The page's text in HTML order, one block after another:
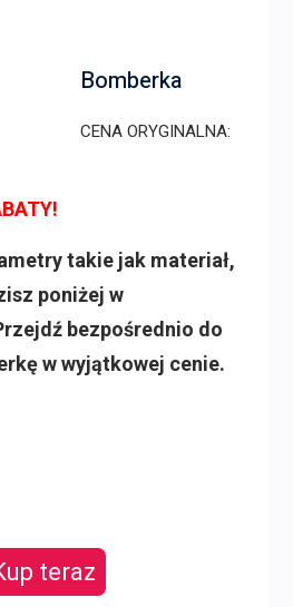
Bomberka
CENA ORYGINALNA:
takie jak materiał,
poniżej w
bezpośrednio do
w wyjątkowej cenie.
teraz